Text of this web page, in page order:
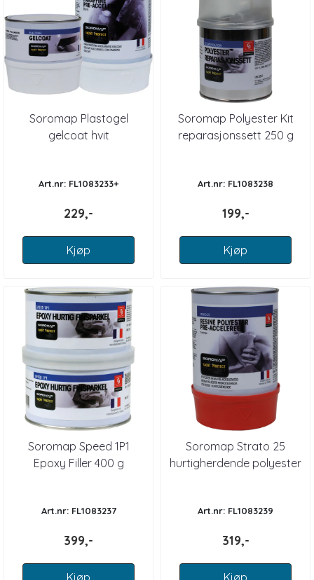
Soromap Plastogel
gelcoat hvit
Art.nr: FL1083233+
229,-
Kjøp
Soromap Polyester Kit
reparasjonssett 250 g
Art.nr: FL1083238
199,-
Kjøp
Soromap Speed 1P1
Epoxy Filler 400 g
Art.nr: FL1083237
399,-
Kjøp
Soromap Strato 25
hurtigherdende polyester
Art.nr: FL1083239
319,-
Kjøp